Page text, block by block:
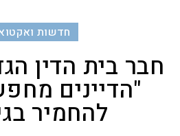
חדשות
חבר בית הדין
"הדיינים
להחמיר